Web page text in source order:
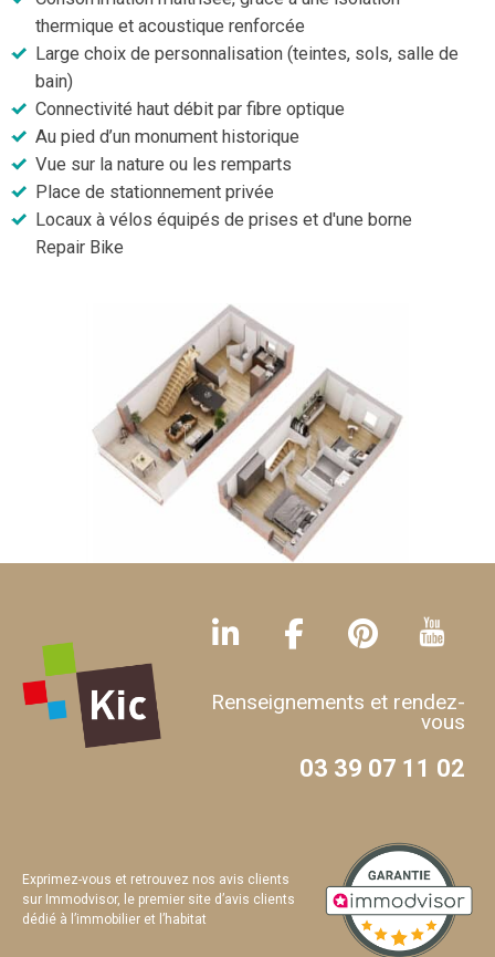
thermique et acoustique renforcée
Large choix de personnalisation (teintes, sols, salle de
bain)
Connectivité haut débit par fibre optique
Au pied d’un monument historique
Vue sur la nature ou les remparts
Place de stationnement privée
Locaux à vélos équipés de prises et d'une borne
Repair Bike
Renseignements et rendez-
vous
03 39 07 11 02
Exprimez-vous et retrouvez nos avis clients
sur Immodvisor, le premier site d’avis clients
dédié à l’immobilier et l’habitat